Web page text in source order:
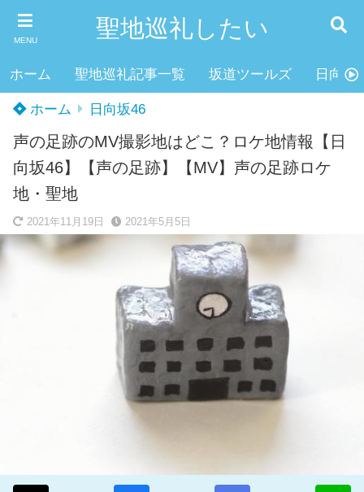
MENU 聖地巡礼したい
ホーム 聖地巡礼記事一覧 坂道ツールズ 日向坂
ホーム 日向坂46
声の足跡のMV撮影地はどこ？ロケ地情報【日
向坂46】【声の足跡】【MV】声の足跡ロケ
地・聖地
2021年11月19日 2021年5月5日